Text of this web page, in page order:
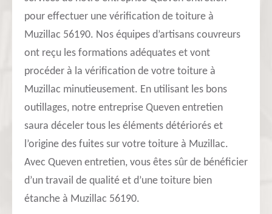
pour effectuer une vérification de toiture à
Muzillac 56190. Nos équipes d’artisans couvreurs
ont reçu les formations adéquates et vont
procéder à la vérification de votre toiture à
Muzillac minutieusement. En utilisant les bons
outillages, notre entreprise Queven entretien
saura déceler tous les éléments détériorés et
l’origine des fuites sur votre toiture à Muzillac.
Avec Queven entretien, vous êtes sûr de bénéficier
d’un travail de qualité et d’une toiture bien
étanche à Muzillac 56190.